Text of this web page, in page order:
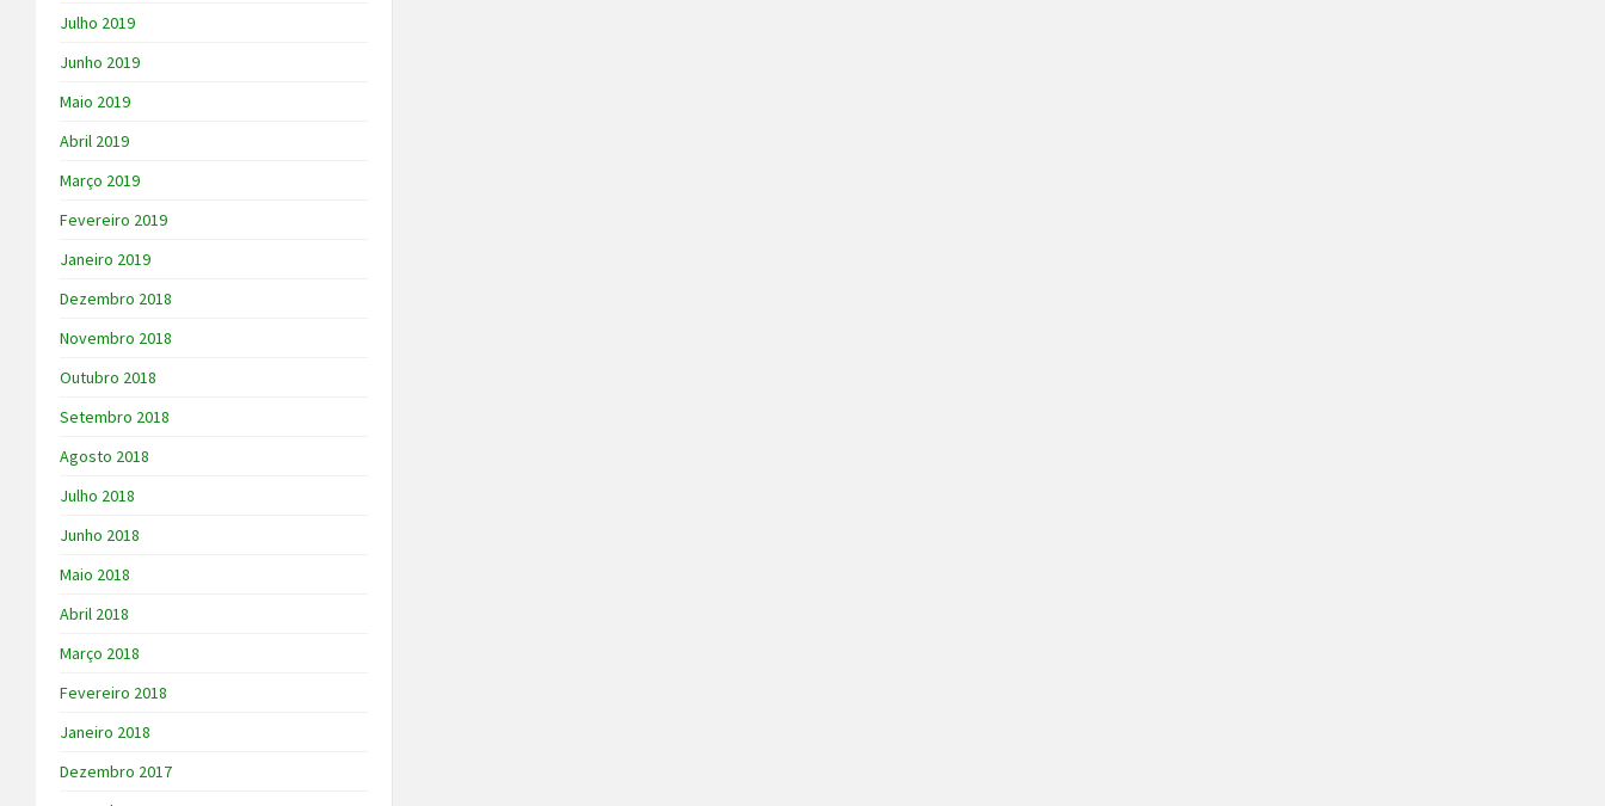
Julho 2019
Junho 2019
Maio 2019
Abril 2019
Março 2019
Fevereiro 2019
Janeiro 2019
Dezembro 2018
Novembro 2018
Outubro 2018
Setembro 2018
Agosto 2018
Julho 2018
Junho 2018
Maio 2018
Abril 2018
Março 2018
Fevereiro 2018
Janeiro 2018
Dezembro 2017